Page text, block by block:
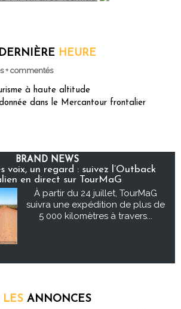
DERNIÈRE HEURE
+ commentés
à haute altitude
dans le Mercantour frontalier
BRAND NEWS
voix, un regard : suivez l’Outback
en direct sur TourMaG
À partir du 24 juillet, TourMaG
suivra une expédition de plus de
5 000 kilomètres à travers...
LES ANNONCES